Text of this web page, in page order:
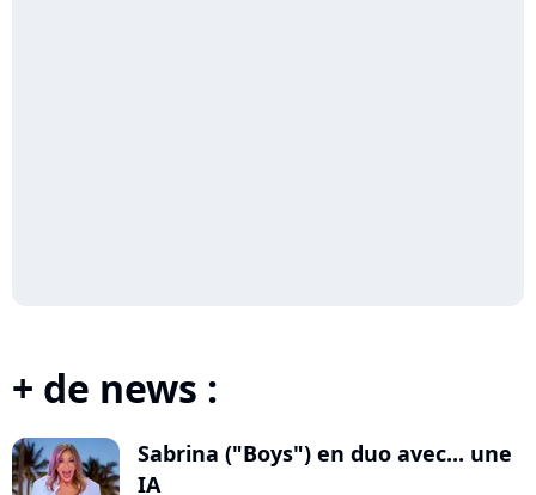
+ de news :
Sabrina ("Boys") en duo avec... une
IA